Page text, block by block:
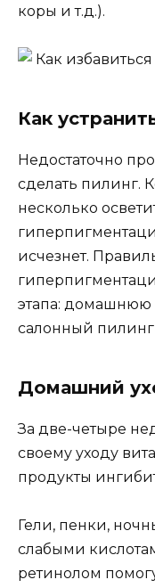
коры и т.д.).
Как
Недостаточно
сделать пилинг.
несколько
исчезнет.
этапа: домашнюю
салонный пилинг
Домашний
За две-четыре
своему уходу
продукты
Гели, пенки,
слабыми
ретинолом